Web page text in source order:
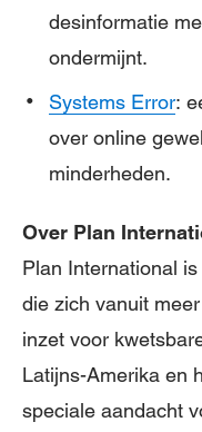
desinformatie
ondermijnt.
Systems Error:
over online
minderheden.
Over Plan
Plan International
die zich vanuit
inzet voor
Latijns-Amerika en
speciale aandacht